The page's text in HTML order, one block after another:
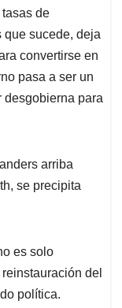
de
que sucede, deja
convertirse en
pasa a ser un
desgobierna para
arriba
se precipita
es solo
del
política.